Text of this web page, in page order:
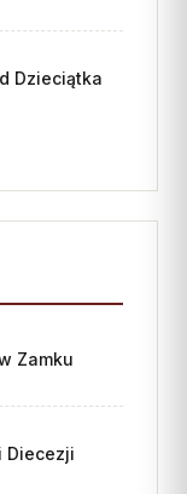
Dzieciątka
Zamku
Diecezji